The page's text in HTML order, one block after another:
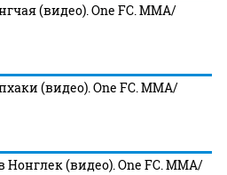
(видео). One FC. MMA/
(видео). One FC. MMA/
(видео). One FC. MMA/